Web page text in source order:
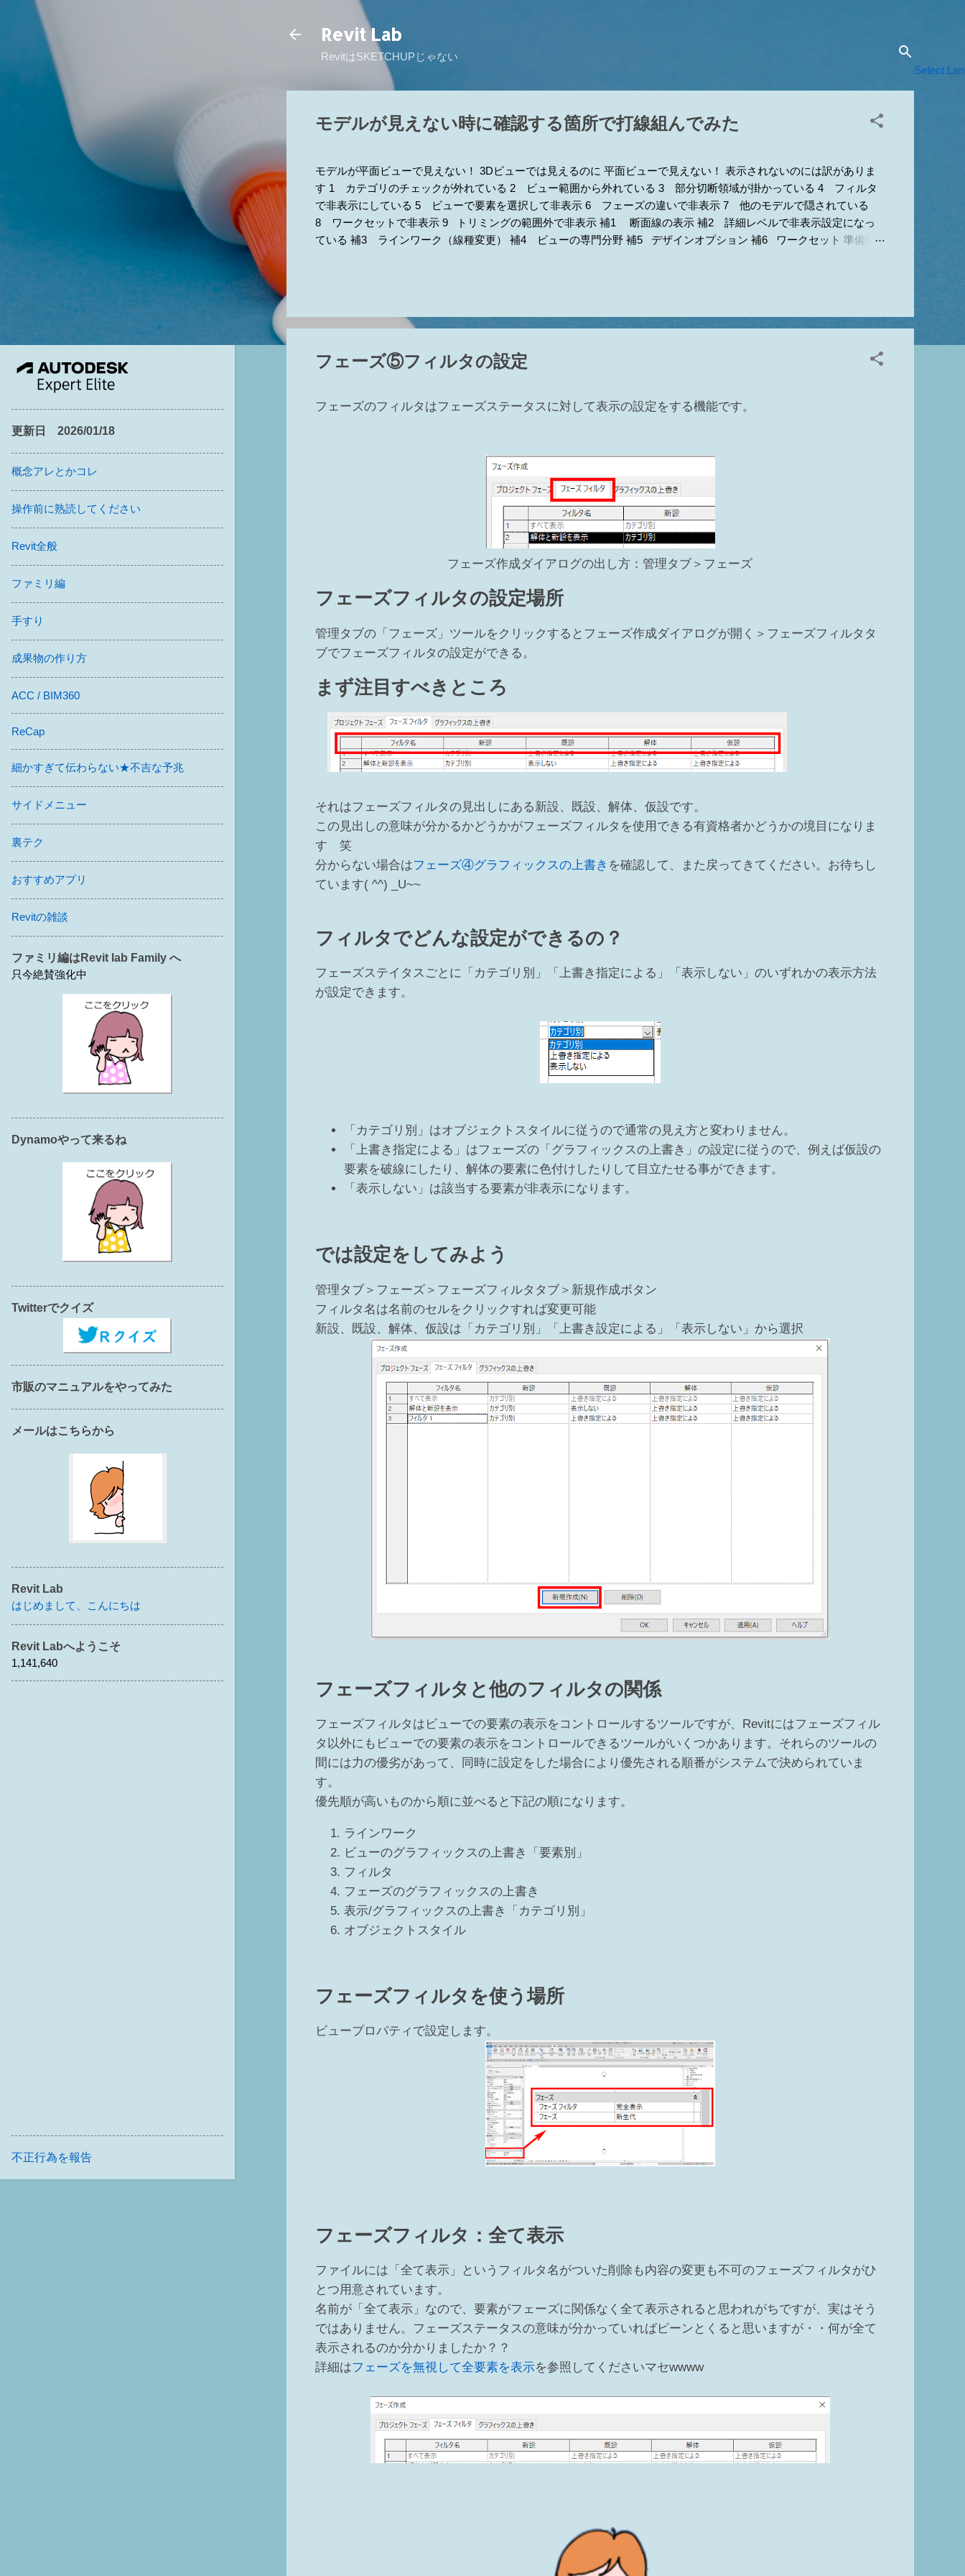
Select
Revit Lab
RevitはSKETCHUPじゃない
モデルが見えない時に確認する箇所で打線組んでみた
モデルが平面ビューで見えない！ 3Dビューでは見えるのに 平面ビューで見えない！ 表示されないのには訳がありま
す 1 カテゴリのチェックが外れている 2 ビュー範囲から外れている 3 部分切断領域が掛かっている 4 フィルタ
で非表示にしている 5 ビューで要素を選択して非表示 6 フェーズの違いで非表示 7 他のモデルで隠されている
8 ワークセットで非表示 9 トリミングの範囲外で非表示 補1 断面線の表示 補2 詳細レベルで非表示設定になっ
ている 補3 ラインワーク（線種変更） 補4 ビューの専門分野 補5 デザインオプション 補6 ワークセット 準備体
ューテンプレート側でコントロールされています。 2 ビュー範囲から外れている 殆んどのモデルはビューの②切断面
部にある要素でも、カテゴリによっては表示される 表示されるカテゴリ：窓、収納設備、一般モデル Revit HELP↓ 3
示にする要素を選択して右クリック⇒ビューで非表示⇒要素（カテゴリ） ※ビューテンプレートがあてられている場合
フェーズ⑤フィルタの設定
フェーズのフィルタはフェーズステータスに対して表示の設定をする機能です。
フェーズ作成ダイアログの出し方：管理タブ＞フェーズ
フェーズフィルタの設定場所
管理タブの「フェーズ」ツールをクリックするとフェーズ作成ダイアログが開く＞フェーズフィルタタ
ブでフェーズフィルタの設定ができる。
まず注目すべきところ
それはフェーズフィルタの見出しにある新設、既設、解体、仮設です。
この見出しの意味が分かるかどうかがフェーズフィルタを使用できる有資格者かどうかの境目になりま
す 笑
分からない場合はフェーズ④グラフィックスの上書き を確認して、また戻ってきてください。お待ちし
ています( ^^) _U~~
フィルタでどんな設定ができるの？
フェーズステイタスごとに「カテゴリ別」「上書き指定による」「表示しない」のいずれかの表示方法
が設定できます。
「カテゴリ別」はオブジェクトスタイルに従うので通常の見え方と変わりません。
「上書き指定による」はフェーズの「グラフィックスの上書き」の設定に従うので、例えば仮設の
要素を破線にしたり、解体の要素に色付けしたりして目立たせる事ができます。
「表示しない」は該当する要素が非表示になります。
では設定をしてみよう
管理タブ＞フェーズ＞フェーズフィルタタブ＞新規作成ボタン
フィルタ名は名前のセルをクリックすれば変更可能
新設、既設、解体、仮設は「カテゴリ別」「上書き設定による」「表示しない」から選択
フェーズフィルタと他のフィルタの関係
フェーズフィルタはビューでの要素の表示をコントロールするツールですが、Revitにはフェーズフィル
タ以外にもビューでの要素の表示をコントロールできるツールがいくつかあります。それらのツールの
間には力の優劣があって、同時に設定をした場合により優先される順番がシステムで決められていま
す。
優先順が高いものから順に並べると下記の順になります。
ラインワーク
ビューのグラフィックスの上書き「要素別」
フィルタ
フェーズのグラフィックスの上書き
表示/グラフィックスの上書き「カテゴリ別」
オブジェクトスタイル
フェーズフィルタを使う場所
ビュープロパティで設定します。
フェーズフィルタ：全て表示
ファイルには「全て表示」というフィルタ名がついた削除も内容の変更も不可のフェーズフィルタがひ
とつ用意されています。
名前が「全て表示」なので、要素がフェーズに関係なく全て表示されると思われがちですが、実はそう
ではありません。フェーズステータスの意味が分かっていればピーンとくると思いますが・・何が全て
表示されるのか分かりましたか？？
詳細はフェーズを無視して全要素を表示を参照してくださいマセwwww
更新日 2026/01/18
概念アレとかコレ
操作前に熟読してください
Revit全般
ファミリ編
手すり
成果物の作り方
ACC / BIM360
ReCap
細かすぎて伝わらない★不吉な予兆
サイドメニュー
裏テク
おすすめアプリ
Revitの雑談
ファミリ編はRevit lab Family へ
只今絶賛強化中
Dynamoやって来るね
Twitterでクイズ
市販のマニュアルをやってみた
メールはこちらから
Revit Lab
はじめまして、こんにちは
Revit Labへようこそ
1,141,640
不正行為を報告